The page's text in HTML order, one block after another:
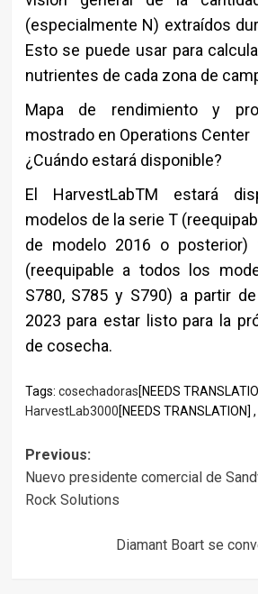
(especialmente N) extraídos
Esto se puede usar para
nutrientes de cada zona de
Mapa de rendimiento y
mostrado en Operations Center
¿Cuándo estará disponible?
El HarvestLabTM estará
modelos de la serie T
de modelo 2016 o
(reequipable a todos los
S780, S785 y S790) a partir
2023 para estar listo para la
de cosecha.
Tags: cosechadoras[NEEDS
HarvestLab3000[NEEDS TRANSLATION] ,
Post
navigation
Previous:
Nuevo presidente comercial de
Rock Solutions
Diamant Boart se